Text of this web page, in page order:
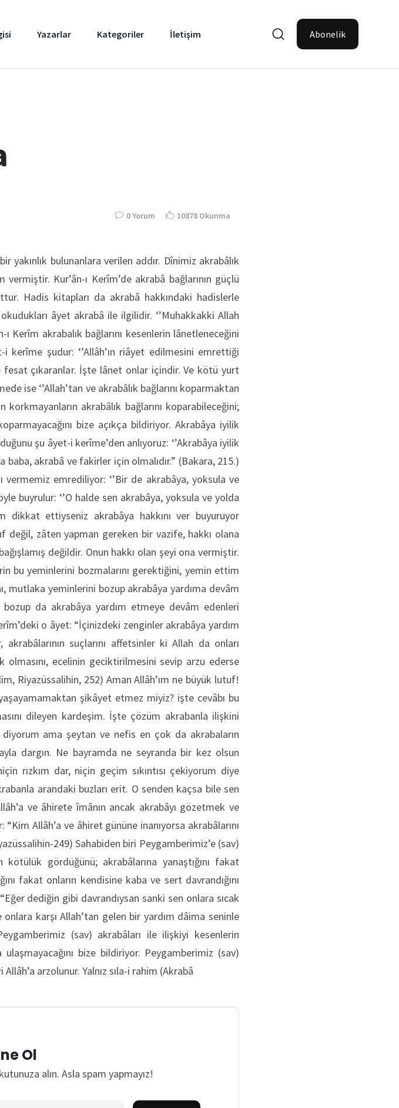
Yazarlar Kategoriler İletişim Abonelik
0 Yorum 10878 Okunma
yakınlık bulunanlara verilen addır. Dînimiz akrabâlık
Kur’ân-ı Kerîm’de akrabâ bağlarının güçlü
Hadis kitapları da akrabâ hakkındaki hadislerle
âyet akrabâ ile ilgilidir. ‘’Muhakkakki Allah
Kerîm akrabalık bağlarını kesenlerin lânetleneceğini
kerîme şudur: ‘’Allâh’ın riâyet edilmesini emrettiği
fesat çıkaranlar. İşte lânet onlar içindir. Ve kötü yurt
ise ‘’Allah’tan ve akrabâlık bağlarını koparmaktan
korkmayanların akrabâlık bağlarını koparabileceğini;
bize açıkça bildiriyor. Akrabâya iyilik
şu âyet-i kerîme’den anlıyoruz: ‘’Akrabâya iyilik
baba, akrabâ ve fakirler için olmalıdır.” (Bakara, 215.)
vermemiz emrediliyor: ‘’Bir de akrabâya, yoksula ve
buyrulur: ‘’O halde sen akrabâya, yoksula ve yolda
dikkat ettiyseniz akrabâya hakkını ver buyuruyor
zâten yapman gereken bir vazife, hakkı olana
değildir. Onun hakkı olan şeyi ona vermiştir.
bu yeminlerini bozmalarını gerektiğini, yemin ettim
mutlaka yeminlerini bozup akrabâya yardıma devâm
da akrabâya yardım etmeye devâm edenleri
o âyet: “İçinizdeki zenginler akrabâya yardım
suçlarını affetsinler ki Allah da onları
olmasını, ecelinin geciktirilmesini sevip arzu ederse
Riyazüssalihin, 252) Aman Allâh’ım ne büyük lutuf!
şikâyet etmez miyiz? işte cevâbı bu
dileyen kardeşim. İşte çözüm akrabanla ilişkini
ama şeytan ve nefis en çok da akrabaların
dargın. Ne bayramda ne seyranda bir kez olsun
rızkım dar, niçin geçim sıkıntısı çekiyorum diye
arandaki buzları erit. O senden kaçsa bile sen
ve âhirete îmânın ancak akrabâyı gözetmek ve
Allâh’a ve âhiret gününe inanıyorsa akrabâlarını
249) Sahabiden biri Peygamberimiz’e (sav)
gördüğünü; akrabâlarına yanaştığını fakat
fakat onların kendisine kaba ve sert davrandığını
dediğin gibi davrandıysan sanki sen onlara sıcak
karşı Allah’tan gelen bir yardım dâima seninle
(sav) akrabâları ile ilişkiyi kesenlerin
bize bildiriyor. Peygamberimiz (sav)
arzolunur. Yalnız sıla-i rahim (Akrabâ
Ol
alın. Asla spam yapmayız!